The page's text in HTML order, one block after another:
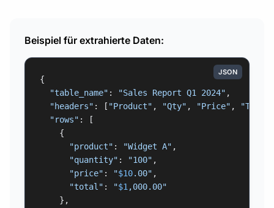
Beispiel für extrahierte Daten:
JSON
{
"table_name" : "Sales Report Q1 2024" ,
"headers" : [ "Product" , "Qty" , "Price" ,
"Total"
"rows" : [
    {
"product" : "Widget A" ,
"quantity" : "100" ,
"price" : "$10.00" ,
"total" : "$1,000.00"
    },